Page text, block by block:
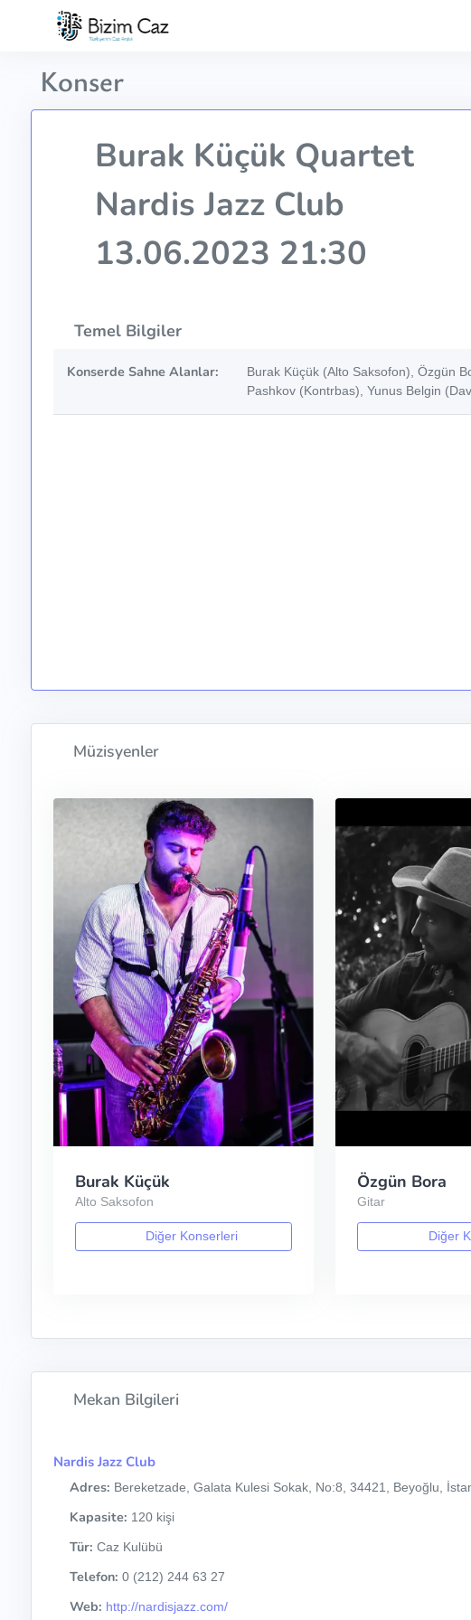
Konser
Burak Küçük Quartet
Nardis Jazz Club
13.06.2023 21:30
Temel Bilgiler
Konserde Sahne Alanlar:
Burak Küçük (Alto Saksofon), Özgün
Pashkov (Kontrbas), Yunus Belgin
Müzisyenler
Burak Küçük
Alto Saksofon
Diğer Konserleri
Özgün Bora
Gitar
Diğer
Mekan Bilgileri
Nardis Jazz Club
Adres: Bereketzade, Galata Kulesi Sokak, No:8, 34421, Beyoğlu,
Kapasite: 120 kişi
Tür: Caz Kulübü
Telefon: 0 (212) 244 63 27
Web: http://nardisjazz.com/